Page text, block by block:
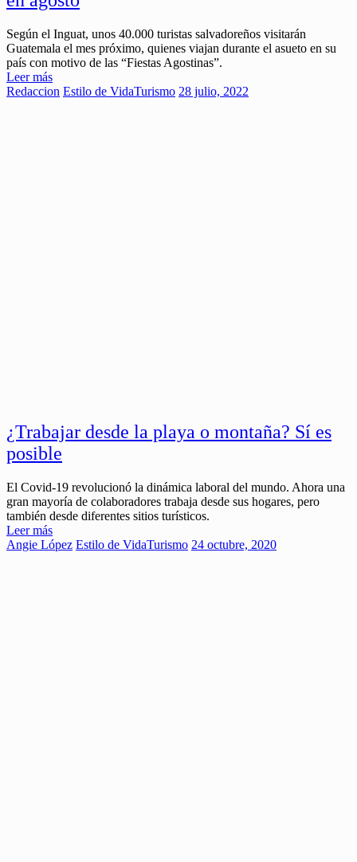
Según el Inguat, unos 40.000 turistas salvadoreños visitarán
Guatemala el mes próximo, quienes viajan durante el asueto en su
país con motivo de las “Fiestas Agostinas”.
Leer más
Redaccion Estilo de VidaTurismo 28 julio, 2022
¿Trabajar desde la playa o montaña? Sí es
posible
El Covid-19 revolucionó la dinámica laboral del mundo. Ahora una
gran mayoría de colaboradores trabaja desde sus hogares, pero
también desde diferentes sitios turísticos.
Leer más
Angie López Estilo de VidaTurismo 24 octubre, 2020